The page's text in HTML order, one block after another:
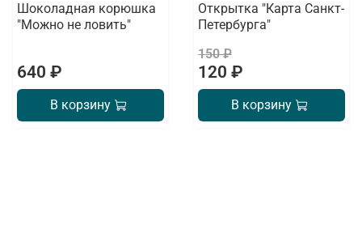
Шоколадная корюшка
"Можно не ловить"
640 ₽
В корзину
Открытка "Карта Санкт-
Петербурга"
150 ₽
120 ₽
В корзину